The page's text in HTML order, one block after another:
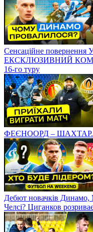
Сенсаційне повернення
ЕКСКЛЮЗИВНИЙ
16-го туру
ФЕЄНООРД – ШАХТАР. Чи
Дебют новачків Динамо,
Челсі? Циганков